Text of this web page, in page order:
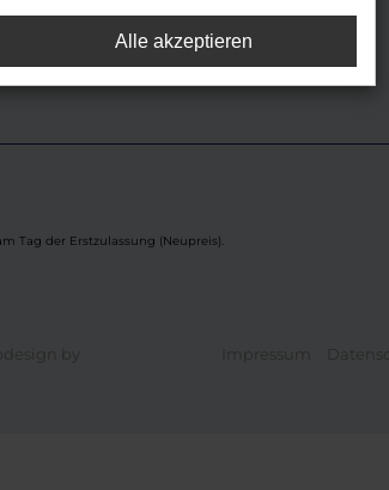
Tag der Erstzulassung (Neupreis).
Alle akzeptieren